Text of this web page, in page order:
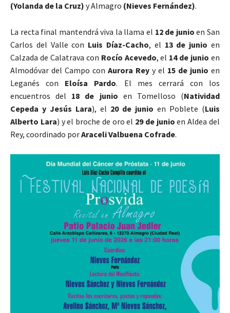
(Yolanda de la Cruz) y Almagro (Nieves Fernández).
La recta final mantendrá viva la llama el 12 de junio en San
Carlos del Valle con Luis Díaz-Cacho, el 13 de junio en
Calzada de Calatrava con Rocío Acevedo, el 14 de junio en
Almodóvar del Campo con Aurora Rey y el 15 de junio en
Leganés con Eloísa Pardo. El mes cerrará con los
encuentros del 18 de junio en Tomelloso (Natividad
Cepeda y Jesús Lara), el 20 de junio en Poblete (Luis
Alberto Lara) y el broche de oro el 29 de junio en Aldea del
Rey, coordinado porAraceli Valbuena Cofrade.